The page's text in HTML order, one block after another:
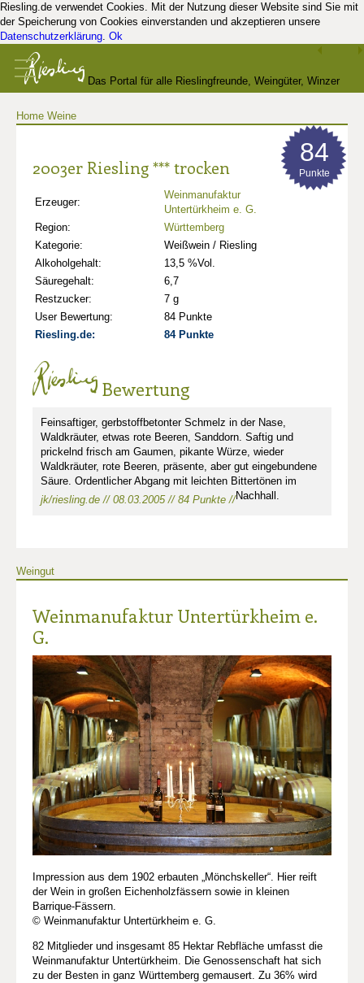
Riesling.de verwendet Cookies. Mit der Nutzung dieser Website sind Sie mit
der Speicherung von Cookies einverstanden und akzeptieren unsere
Datenschutzerklärung. Ok
Das Portal für alle Rieslingfreunde, Weingüter, Winzer
Home Weine
2003er Riesling *** trocken
Erzeuger:
Weinmanufaktur
Untertürkheim e. G.
Region:
Württemberg
Kategorie:
Weißwein / Riesling
Alkoholgehalt:
13,5 %Vol.
Säuregehalt:
6,7
Restzucker:
7 g
User Bewertung:
84 Punkte
Riesling.de:
84 Punkte
84
Punkte
Bewertung
Feinsaftiger, gerbstoffbetonter Schmelz in der Nase,
Waldkräuter, etwas rote Beeren, Sanddorn. Saftig und
prickelnd frisch am Gaumen, pikante Würze, wieder
Waldkräuter, rote Beeren, präsente, aber gut eingebundene
Säure. Ordentlicher Abgang mit leichten Bittertönen im
Nachhall.
jk/riesling.de // 08.03.2005 // 84 Punkte //
Weingut
Weinmanufaktur Untertürkheim e.
G.
Impression aus dem 1902 erbauten „Mönchskeller“. Hier reift
der Wein in großen Eichenholzfässern sowie in kleinen
Barrique-Fässern.
© Weinmanufaktur Untertürkheim e. G.
82 Mitglieder und insgesamt 85 Hektar Rebfläche umfasst die
Weinmanufaktur Untertürkheim. Die Genossenschaft hat sich
zu der Besten in ganz Württemberg gemausert. Zu 36% wird